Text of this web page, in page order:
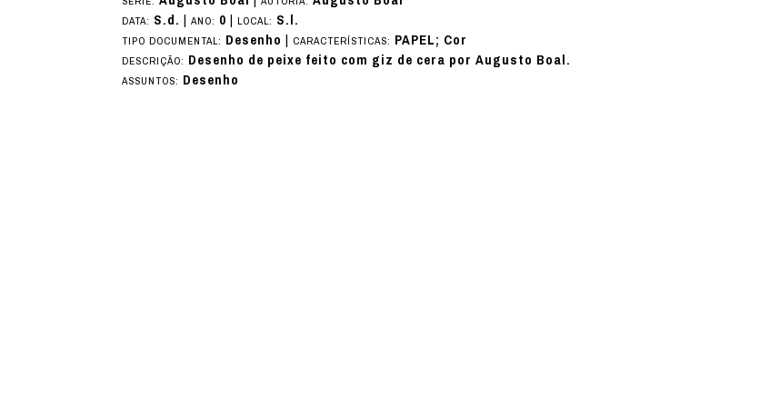
DATA: S.d. |ANO: 0|LOCAL: S.l.
TIPO DOCUMENTAL: Desenho | CARACTERÍSTICAS: PAPEL; Cor
DESCRIÇÃO: Desenho de peixe feito com giz de cera por Augusto Boal.
ASSUNTOS: Desenho